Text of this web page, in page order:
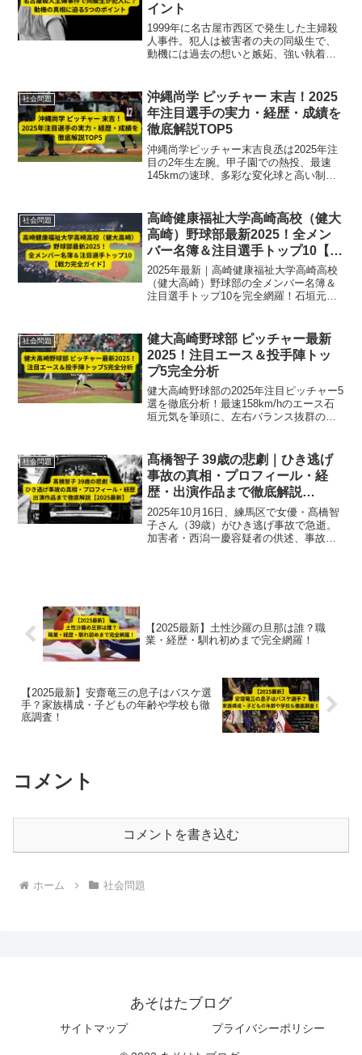
イント
1999年に名古屋市西区で発生した主婦殺
人事件。犯人は被害者の夫の同級生で、
動機には過去の想いと嫉妬、強い執着が
す。
社会問題
沖縄尚学 ピッチャー 末吉！2025
年注目選手の実力・経歴・成績を
徹底解説TOP5
沖縄尚学ピッチャー末吉良丞は2025年注
目の2年生左腕。甲子園での熱投、最速
145kmの速球、多彩な変化球と高い制球
徹底解説。
社会問題
高崎健康福祉大学高崎高校（健大
高崎）野球部最新2025！全メン
バー名簿＆注目選手トップ10【戦
力完全ガイド】
2025年最新｜高崎健康福祉大学高崎高校
（健大高崎）野球部の全メンバー名簿＆
注目選手トップ10を完全網羅！石垣元気
の実力に迫る。
社会問題
健大高崎野球部 ピッチャー最新
2025！注目エース＆投手陣トッ
プ5完全分析
健大高崎野球部の2025年注目ピッチャー5
選を徹底分析！最速158km/hのエース石
垣元気を筆頭に、左右バランス抜群の投
社会問題
髙橋智子 39歳の悲劇｜ひき逃げ
事故の真相・プロフィール・経
歴・出演作品まで徹底解説
【2025最新】
2025年10月16日、練馬区で女優・髙橋智
子さん（39歳）がひき逃げ事故で急逝。
加害者・西潟一慶容疑者の供述、事故の
【2025最新】土性沙羅の旦那は誰？職
業・経歴・馴れ初めまで完全網羅！
【2025最新】安齋竜三の息子はバスケ選
手？家族構成・子どもの年齢や学校も徹
底調査！
コメント
コメントを書き込む
ホーム 社会問題
あそはたブログ
サイトマップ プライバシーポリシー